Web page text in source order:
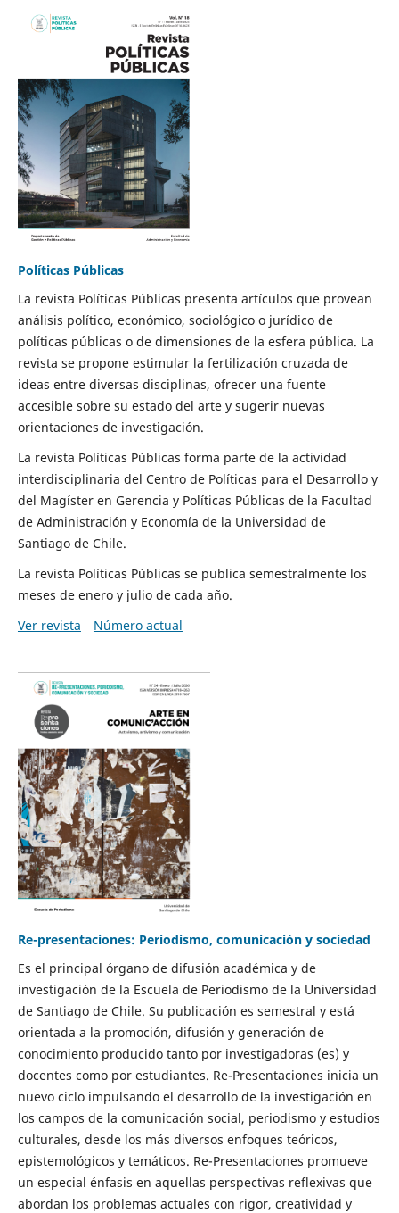
Políticas Públicas
La revista Políticas Públicas presenta artículos que provean
análisis político, económico, sociológico o jurídico de
políticas públicas o de dimensiones de la esfera pública. La
revista se propone estimular la fertilización cruzada de
ideas entre diversas disciplinas, ofrecer una fuente
accesible sobre su estado del arte y sugerir nuevas
orientaciones de investigación.
La revista Políticas Públicas forma parte de la actividad
interdisciplinaria del Centro de Políticas para el Desarrollo y
del Magíster en Gerencia y Políticas Públicas de la Facultad
de Administración y Economía de la Universidad de
Santiago de Chile.
La revista Políticas Públicas se publica semestralmente los
meses de enero y julio de cada año.
Ver revista
Número actual
Re-presentaciones: Periodismo, comunicación y sociedad
Es el principal órgano de difusión académica y de
investigación de la Escuela de Periodismo de la Universidad
de Santiago de Chile. Su publicación es semestral y está
orientada a la promoción, difusión y generación de
conocimiento producido tanto por investigadoras (es) y
docentes como por estudiantes. Re-Presentaciones inicia un
nuevo ciclo impulsando el desarrollo de la investigación en
los campos de la comunicación social, periodismo y estudios
culturales, desde los más diversos enfoques teóricos,
epistemológicos y temáticos. Re-Presentaciones promueve
un especial énfasis en aquellas perspectivas reflexivas que
abordan los problemas actuales con rigor, creatividad y